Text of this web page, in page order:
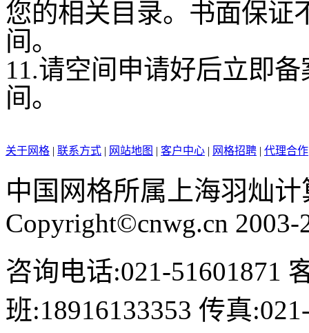
您的相关目录。书面保证
间。
11.请空间申请好后立即
间。
关于网格 | 联系方式 | 网站地图 | 客户中心 | 网格招聘 | 代理合作
中国网格所属上海羽灿
Copyright©cnwg.cn 2003-
咨询电话:021-51601871
班:18916133353 传真